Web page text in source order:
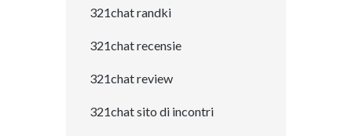
321chat randki
321chat recensie
321chat review
321chat sito di incontri